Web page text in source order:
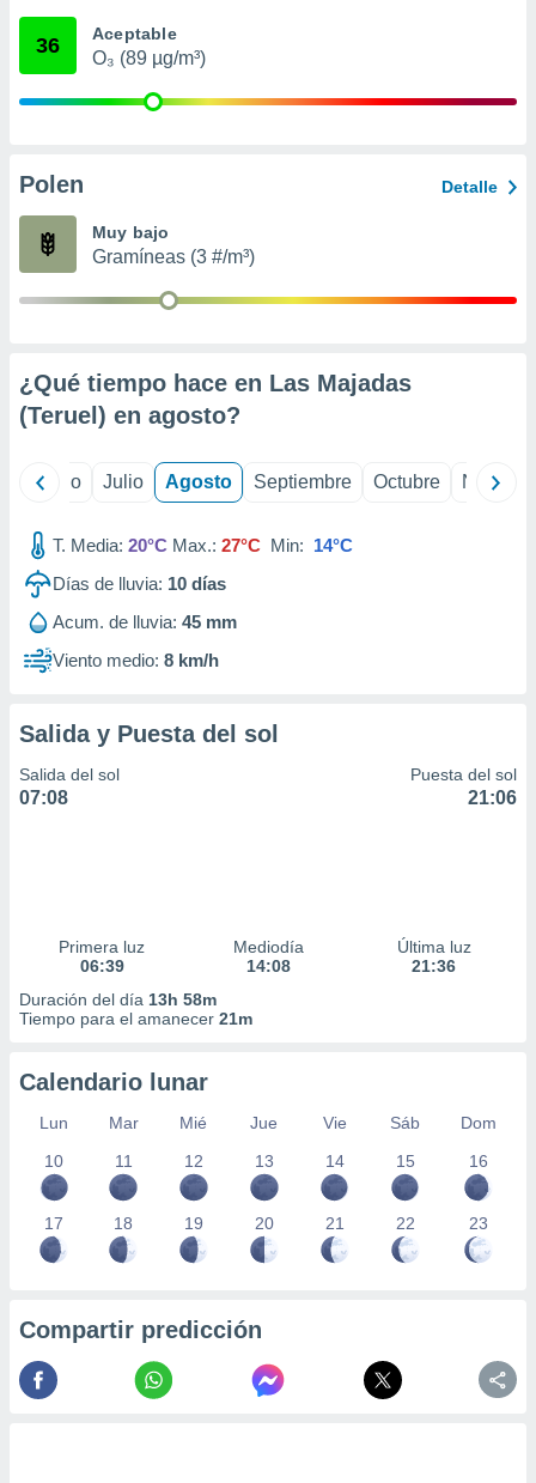
mediante
publicidad
de
36 Aceptable
O₃ (89 µg/m³)
Polen Detalle
Muy bajo
Gramíneas (3 #/m³)
¿Qué tiempo hace en Las Majadas
(Teruel) en agosto?
Junio Julio Agosto Septiembre Octubre
T. Media: 20°C Max.: 27°C Min: 14°C
Días de lluvia: 10 días
Acum. de lluvia: 45 mm
Viento medio: 8 km/h
Salida y Puesta del sol
Salida del sol
07:08
Puesta del sol
21:06
Primera luz
06:39
Mediodía
14:08
Última luz
21:36
Duración del día 13h 58m
Tiempo para el amanecer 21m
Calendario lunar
Lun Mar Mié Jue Vie Sáb
Dom
10
11 12 13 14 15 16
17 18 19 20 21 22 23
Compartir predicción